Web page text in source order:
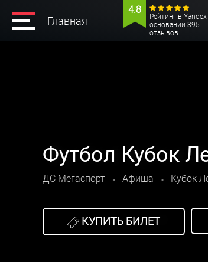
Главная
4.8
Рейтинг в
основании 395
отзывов
Футбол Кубок
ДС Мегаспорт > Афиша > Кубок
КУПИТЬ БИЛЕТ